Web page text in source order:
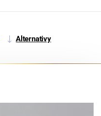
Alternativy